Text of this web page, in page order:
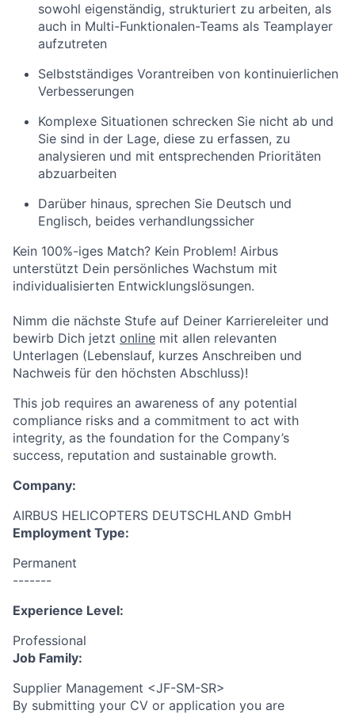
sowohl eigenständig, strukturiert zu arbeiten, als
auch in Multi-Funktionalen-Teams als Teamplayer
aufzutreten
Selbstständiges Vorantreiben von kontinuierlichen
Verbesserungen
Komplexe Situationen schrecken Sie nicht ab und
Sie sind in der Lage, diese zu erfassen, zu
analysieren und mit entsprechenden Prioritäten
abzuarbeiten
Darüber hinaus, sprechen Sie Deutsch und
Englisch, beides verhandlungssicher
Kein 100%-iges Match? Kein Problem! Airbus
unterstützt Dein persönliches Wachstum mit
individualisierten Entwicklungslösungen.
Nimm die nächste Stufe auf Deiner Karriereleiter und
bewirb Dich jetzt online mit allen relevanten
Unterlagen (Lebenslauf, kurzes Anschreiben und
Nachweis für den höchsten Abschluss)!
This job requires an awareness of any potential
compliance risks and a commitment to act with
integrity, as the foundation for the Company’s
success, reputation and sustainable growth.
Company:
AIRBUS HELICOPTERS DEUTSCHLAND GmbH
Employment Type:
Permanent
-------
Experience Level:
Professional
Job Family:
Supplier Management <JF-SM-SR>
By submitting your CV or application you are